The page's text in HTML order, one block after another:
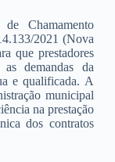
Chamamento
2021 (Nova
que prestadores
demandas da
e qualificada. A
municipal
na prestação
dos contratos